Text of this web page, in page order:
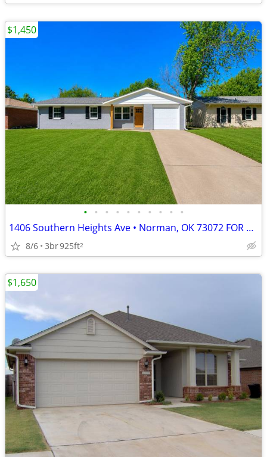
• • • • • • • • • •
1406 Southern Heights Ave • Norman, OK 73072 FOR RENT – $1,450 PER MON
8/6 3br925ft2
$1,450
$1,650